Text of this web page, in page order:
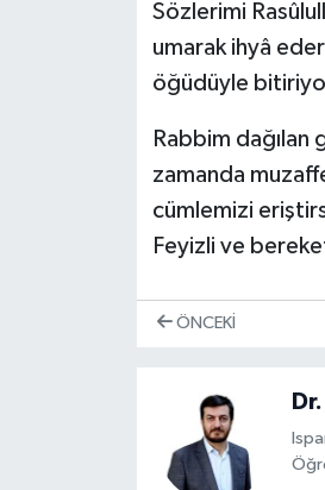
Sözlerimi
umarak ihyâ
öğüdüyle
Rabbim
zamanda
cümlemizi
Feyizli ve
ÖNCEKI